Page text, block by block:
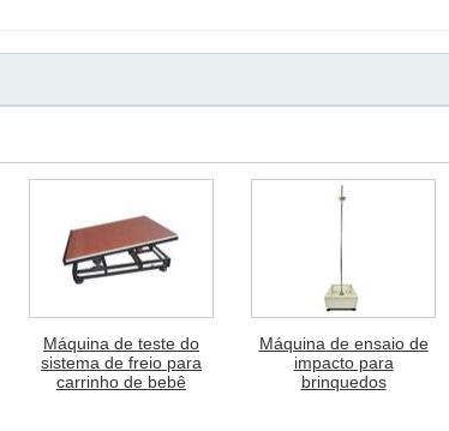
Máquina de teste do
sistema de freio para
carrinho de bebê
Máquina de ensaio de
impacto para
brinquedos